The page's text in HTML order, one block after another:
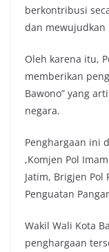
berkontribusi
dan mewujudkan
Oleh karena itu,
memberikan
Bawono” yang
negara.
Penghargaan ini
,Komjen Pol
Jatim, Brigjen Pol
Penguatan
Wakil Wali Kota
penghargaan